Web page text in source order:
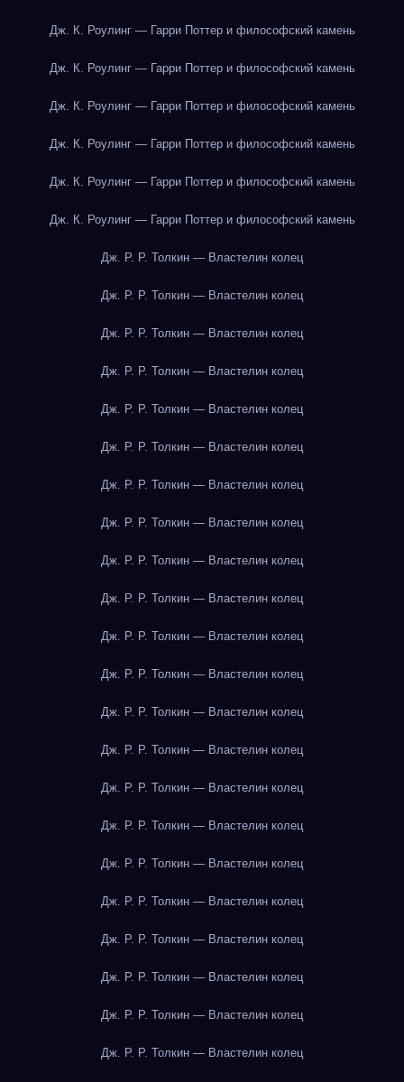
Дж. К. Роулинг — Гарри Поттер и философский камень
Дж. К. Роулинг — Гарри Поттер и философский камень
Дж. К. Роулинг — Гарри Поттер и философский камень
Дж. К. Роулинг — Гарри Поттер и философский камень
Дж. К. Роулинг — Гарри Поттер и философский камень
Дж. К. Роулинг — Гарри Поттер и философский камень
Дж. Р. Р. Толкин — Властелин колец
Дж. Р. Р. Толкин — Властелин колец
Дж. Р. Р. Толкин — Властелин колец
Дж. Р. Р. Толкин — Властелин колец
Дж. Р. Р. Толкин — Властелин колец
Дж. Р. Р. Толкин — Властелин колец
Дж. Р. Р. Толкин — Властелин колец
Дж. Р. Р. Толкин — Властелин колец
Дж. Р. Р. Толкин — Властелин колец
Дж. Р. Р. Толкин — Властелин колец
Дж. Р. Р. Толкин — Властелин колец
Дж. Р. Р. Толкин — Властелин колец
Дж. Р. Р. Толкин — Властелин колец
Дж. Р. Р. Толкин — Властелин колец
Дж. Р. Р. Толкин — Властелин колец
Дж. Р. Р. Толкин — Властелин колец
Дж. Р. Р. Толкин — Властелин колец
Дж. Р. Р. Толкин — Властелин колец
Дж. Р. Р. Толкин — Властелин колец
Дж. Р. Р. Толкин — Властелин колец
Дж. Р. Р. Толкин — Властелин колец
Дж. Р. Р. Толкин — Властелин колец